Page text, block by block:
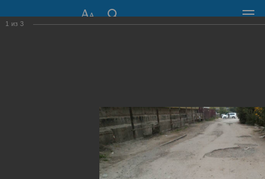
630099, г. Новосибирск, Красный проспект, 34
1 из 3